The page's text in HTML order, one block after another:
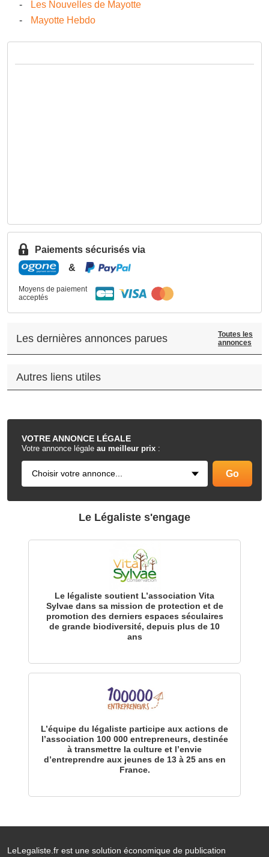
Les Nouvelles de Mayotte
Mayotte Hebdo
VOTREANNONCE LÉGALE
Votre annonce légale au meilleur prix :
Paiements sécurisés via
&
Moyens de paiement
acceptés
Les dernières annonces parues
Toutes les
annonces
Autres liens utiles
.
Le Légaliste s'engage
Le légaliste soutient L’association Vita
Sylvae dans sa mission de protection et de
promotion des derniers espaces séculaires
de grande biodiversité, depuis plus de 10
ans
L’équipe du légaliste participe aux actions de
l’association 100 000 entrepreneurs, destinée
à transmettre la culture et l’envie
d’entreprendre aux jeunes de 13 à 25 ans en
France.
LeLegaliste.fr est une solution économique de publication